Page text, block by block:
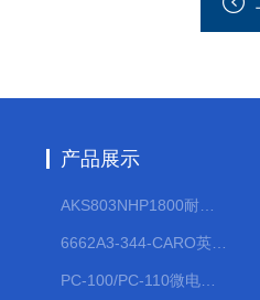
产品展示